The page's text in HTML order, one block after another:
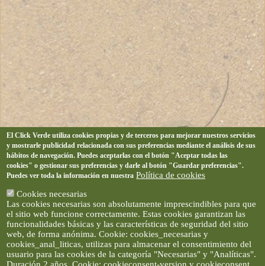
El Click Verde utiliza cookies propias y de terceros para mejorar nuestros servicios
y mostrarle publicidad relacionada con sus preferencias mediante el análisis de sus
hábitos de navegación. Puedes aceptarlas con el botón "Aceptar todas las
cookies" o gestionar sus preferencias y darle al botón "Guardar preferencias".
Puedes ver toda la información en nuestra Política de cookies
Cookies necesarias
Las cookies necesarias son absolutamente imprescindibles para que
el sitio web funcione correctamente. Estas cookies garantizan las
funcionalidades básicas y las características de seguridad del sitio
web, de forma anónima. Cookie: cookies_necesarias y
cookies_anal_liticas, utilizas para almacenar el consentimiento del
usuario para las cookies de la categoría "Necesarias" y "Analíticas".